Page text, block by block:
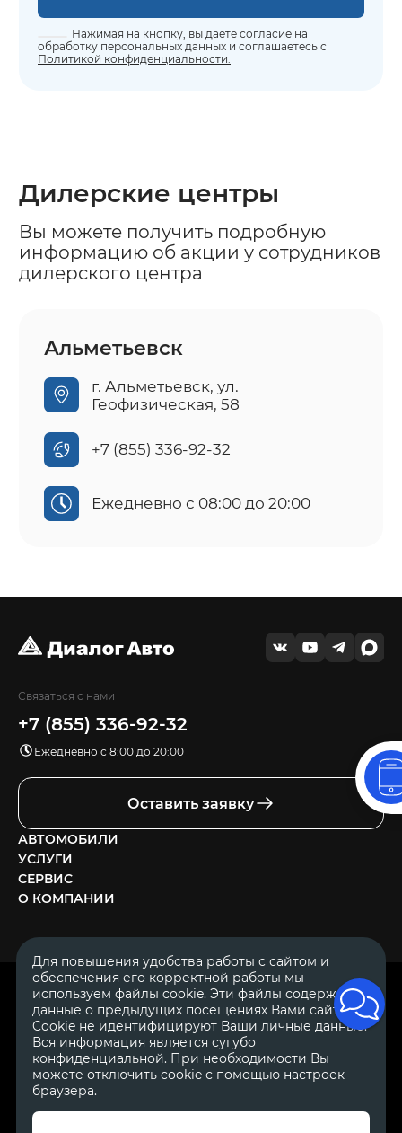
Нажимая на кнопку, вы даете согласие на
обработку персональных данных и соглашаетесь с
Политикой конфиденциальности.
Дилерские центры
Вы можете получить подробную
информацию об акции у сотрудников
дилерского центра
Альметьевск
г. Альметьевск, ул.
Геофизическая, 58
+7 (855) 336-92-32
Ежедневно с 08:00 до 20:00
Связаться с нами
+7 (855) 336-92-32
Ежедневно с 8:00 до 20:00
Оставить заявку
АВТОМОБИЛИ
УСЛУГИ
СЕРВИС
О КОМПАНИИ
© 2007—2026 «Диалог Авто» — автосалон. Все права защищены.
Обращаем Ваше внимание на то, что данный Интернет-сайт
носит исключительно информационный характер и ни при
каких условиях не является публичной офертой, определяемой
положениями Статьи 437 Гражданского Кодекса Российской
Федерации.Для получения подробной информации о
продажам автосалонов Диалог Авто. Для получения
ОГРН 1111644005153
ИНН 1644062657
Для повышения удобства работы с сайтом и
обеспечения его корректной работы мы
используем файлы cookie. Эти файлы содержат
данные о предыдущих посещениях Вами сайта.
Cookie не идентифицируют Ваши личные данные.
Вся информация является сугубо
конфиденциальной. При необходимости Вы
можете отключить cookie с помощью настроек
браузера.